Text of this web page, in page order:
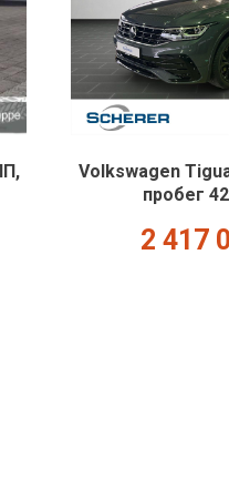
Volkswagen
пробег
2 417